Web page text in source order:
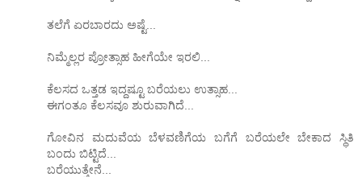
ತಲೆಗೆ ಏರಬಾರದು ಅಷ್ಟೆ...
ನಿಮ್ಮೆಲ್ಲರ ಪ್ರೋತ್ಸಾಹ ಹೀಗೆಯೇ ಇರಲಿ...
ಕೆಲಸದ ಒತ್ತಡ ಇದ್ದಷ್ಟೂ ಬರೆಯಲು ಉತ್ಸಾಹ...
ಈಗಂತೂ ಕೆಲಸವೂ ಶುರುವಾಗಿದೆ...
ಗೋವಿನ ಮದುವೆಯ ಬೆಳವಣಿಗೆಯ ಬಗೆಗೆ ಬರೆಯಲೇ ಬೇಕಾದ ಸ್ಥಿತಿ
ಬಂದು ಬಿಟ್ಟಿದೆ...
ಬರೆಯುತ್ತೇನೆ...